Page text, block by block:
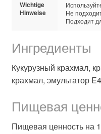
Wichtige
Hinweise
Не
Подходит
Ингредиенты
Кукурузный крахмал,
крахмал, эмульгатор
Пищевая
Пищевая ценность на